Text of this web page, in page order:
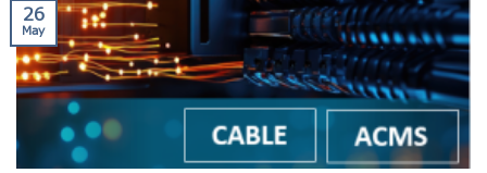
26
May